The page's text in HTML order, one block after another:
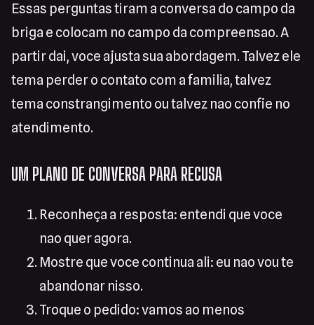
Essas perguntas tiram a conversa do campo da
briga e colocam no campo da compreensao. A
partir dai, voce ajusta sua abordagem. Talvez ele
tema perder o contato com a familia, talvez
tema constrangimento ou talvez nao confie no
atendimento.
UM PLANO DE CONVERSA PARA RECUSA
Reconheça a resposta: entendi que voce
nao quer agora.
Mostre que voce continua ali: eu nao vou te
abandonar nisso.
Troque o pedido: vamos ao menos